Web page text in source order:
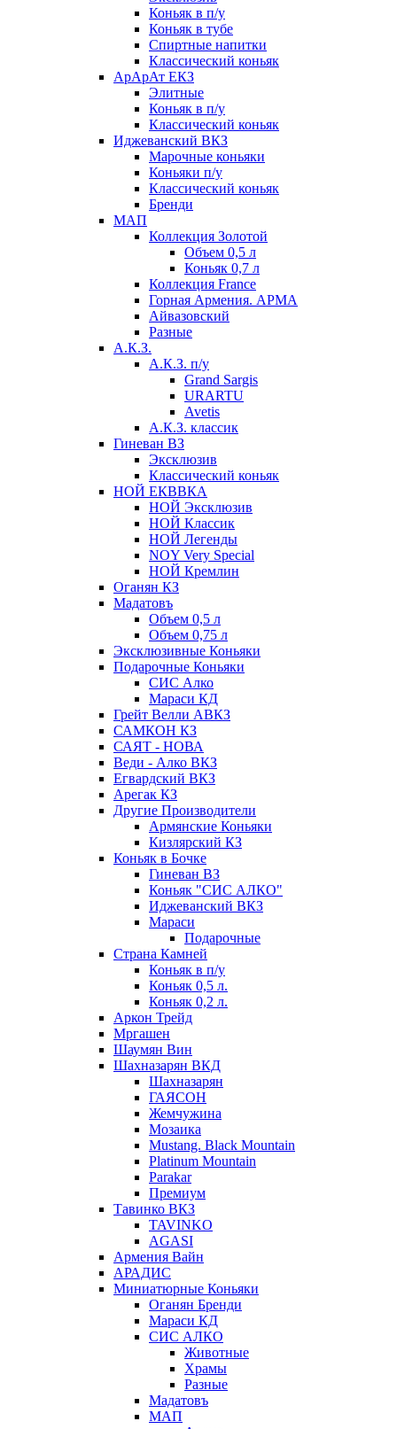
Коньяк в п/у
Коньяк в тубе
Спиртные напитки
Классический коньяк
АрАрАт ЕКЗ
Элитные
Коньяк в п/у
Классический коньяк
Иджеванский ВКЗ
Марочные коньяки
Коньяки п/у
Классический коньяк
Бренди
МАП
Коллекция Золотой
Объем 0,5 л
Коньяк 0,7 л
Коллекция France
Горная Армения. АРМА
Айвазовский
Разные
А.К.З.
А.К.З. п/у
Grand Sargis
URARTU
Avetis
А.К.З. классик
Гиневан ВЗ
Эксклюзив
Классический коньяк
НОЙ ЕКВВКА
НОЙ Эксклюзив
НОЙ Классик
НОЙ Легенды
NOY Very Speсial
НОЙ Кремлин
Оганян КЗ
Мадатовъ
Объем 0,5 л
Объем 0,75 л
Эксклюзивные Коньяки
Подарочные Коньяки
СИС Алко
Мараси КД
Грейт Велли АВКЗ
САМКОН КЗ
САЯТ - НОВА
Веди - Алко ВКЗ
Егвардский ВКЗ
Арегак КЗ
Другие Производители
Армянские Коньяки
Кизлярский КЗ
Коньяк в Бочке
Гиневан ВЗ
Коньяк "СИС АЛКО"
Иджеванский ВКЗ
Мараси
Подарочные
Страна Камней
Коньяк в п/у
Коньяк 0,5 л.
Коньяк 0,2 л.
Аркон Трейд
Мргашен
Шаумян Вин
Шахназарян ВКД
Шахназарян
ГАЯСОН
Жемчужина
Мозаика
Mustang. Black Mountain
Platinum Mountain
Parakar
Премиум
Тавинко ВКЗ
TAVINKO
AGASI
Армения Вайн
АРАДИС
Миниатюрные Коньяки
Оганян Бренди
Мараси КД
СИС АЛКО
Животные
Храмы
Разные
Мадатовъ
МАП